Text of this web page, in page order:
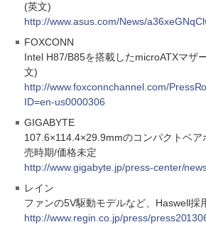
(英文)
http://www.asus.com/News/
FOXCONN
Intel H87/B85を搭載したmicroATXマザ
文)
http://www.foxconnchannel.com/
ID=en-us0000306
GIGABYTE
107.6×114.4×29.9mmのコンパクトベア
売時期/価格未定
http://www.gigabyte.jp/press-center/
レイン
ファンの5V駆動モデルなど、Haswell採
http://www.regin.co.jp/press/